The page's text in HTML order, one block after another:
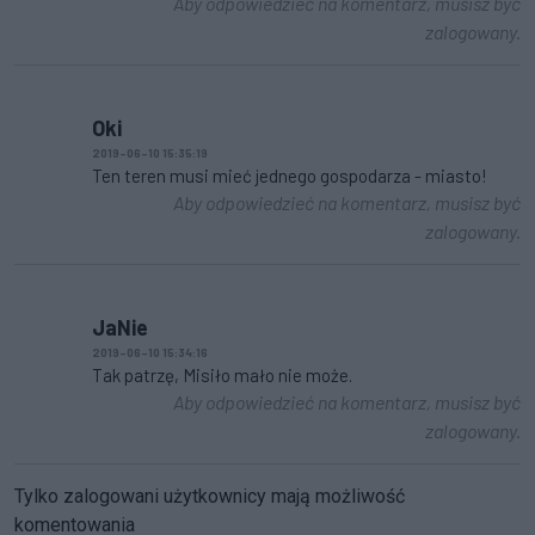
zalogowany.
Oki
2019-06-10 15:35:19
Ten teren musi mieć jednego gospodarza - miasto!
Aby odpowiedzieć na komentarz, musisz być
zalogowany.
JaNie
2019-06-10 15:34:16
Tak patrzę, Misiło mało nie może.
Aby odpowiedzieć na komentarz, musisz być
zalogowany.
Tylko zalogowani użytkownicy mają możliwość
komentowania